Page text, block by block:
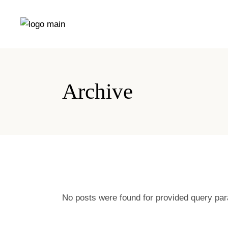
Archive
No posts were found for provided query